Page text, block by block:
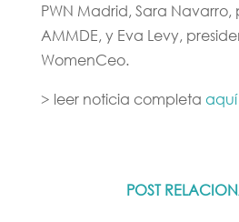
PWN Madrid, Sara
AMMDE, y Eva Levy,
WomenCeo.
> leer noticia completa aquí
POST